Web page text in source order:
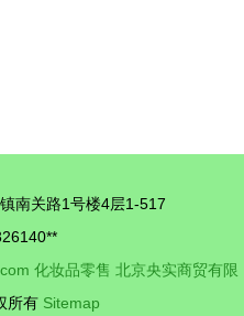
南关路1号楼4层1-517
化妆品零售 北京央实商贸有限
所有 Sitemap